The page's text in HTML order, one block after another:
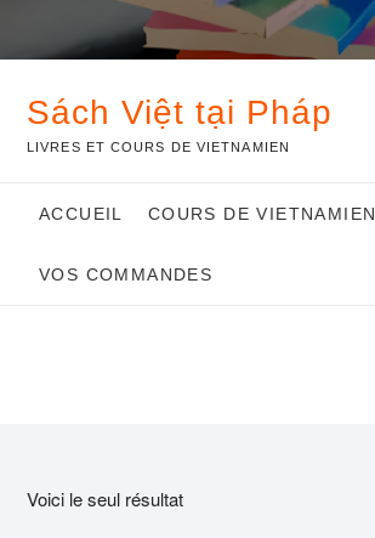
Sách Việt tại Pháp
LIVRES ET COURS DE VIETNAMIEN
ACCUEIL COURS DE VIETNAMIEN
VOS COMMANDES
Voici le seul résultat